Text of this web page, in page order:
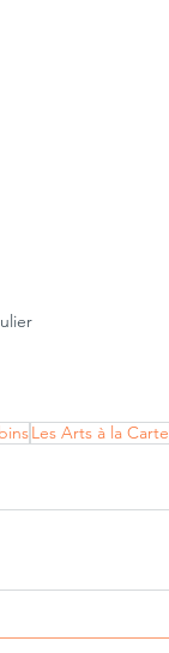
Les Arts à la Carte